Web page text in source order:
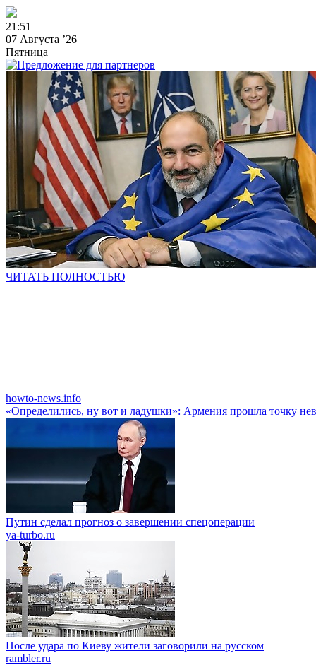
21 :51
07 Августа ’26
Пятница
ЧИТАТЬ ПОЛНОСТЬЮ
howto-news.info
«Определились, ну вот и ладушки»: Армения прошла точку
Путин сделал прогноз о завершении спецоперации
ya-turbo.ru
После удара по Киеву жители заговорили на русском
rambler.ru